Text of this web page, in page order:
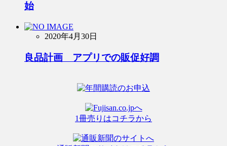
始
2020年4月30日
良品計画 アプリでの販促好調
1冊売りはコチラから